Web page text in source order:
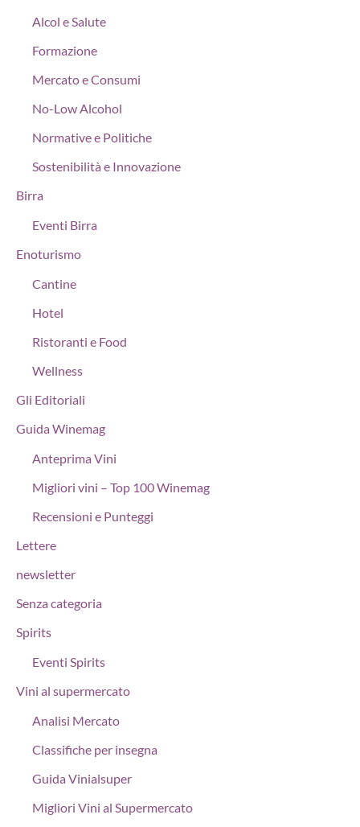
Alcol e Salute
Formazione
Mercato e Consumi
No-Low Alcohol
Normative e Politiche
Sostenibilità e Innovazione
Birra
Eventi Birra
Enoturismo
Cantine
Hotel
Ristoranti e Food
Wellness
Gli Editoriali
Guida Winemag
Anteprima Vini
Migliori vini – Top 100 Winemag
Recensioni e Punteggi
Lettere
newsletter
Senza categoria
Spirits
Eventi Spirits
Vini al supermercato
Analisi Mercato
Classifiche per insegna
Guida Vinialsuper
Migliori Vini al Supermercato